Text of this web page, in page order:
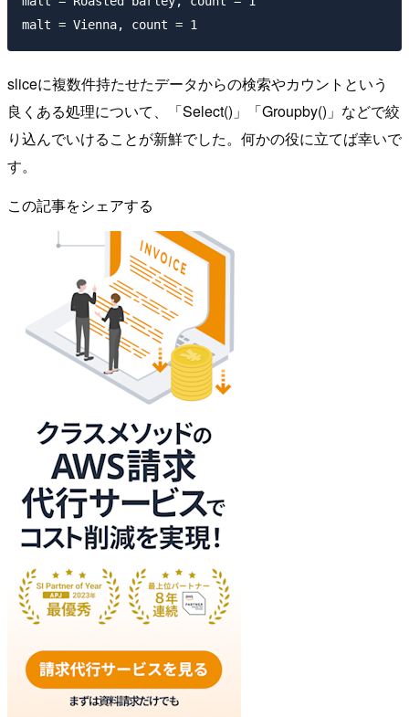
sliceに複数件持たせたデータからの検索やカウントという
良くある処理について、「Select()」「Groupby()」などで絞
り込んでいけることが新鮮でした。何かの役に立てば幸いで
す。
この記事をシェアする